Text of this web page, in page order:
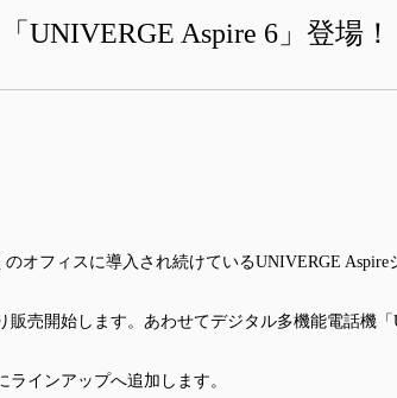
UNIVERGE Aspire 6」登場！
オフィスに導入され続けているUNIVERGE Aspire
販売開始します。あわせてデジタル多機能電話機「
インアップへ追加します。